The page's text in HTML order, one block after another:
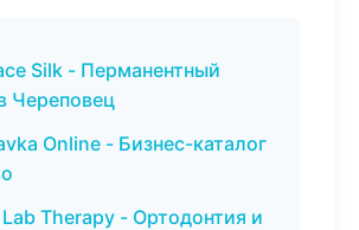
Silk - Перманентный
Череповец
Online - Бизнес-каталог
Therapy - Ортодонтия и